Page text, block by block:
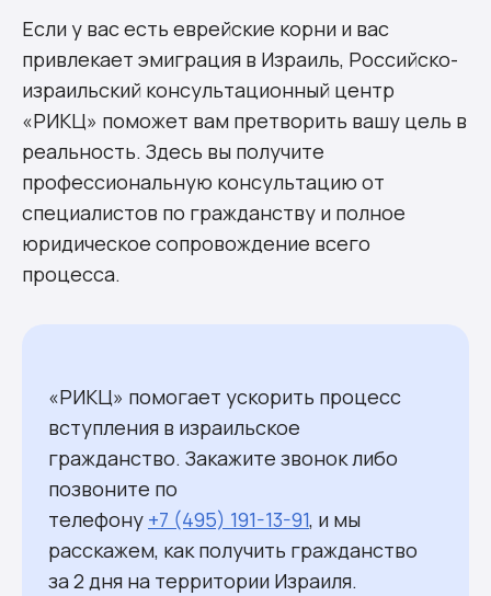
Если у вас есть еврейские корни и вас
привлекает эмиграция в Израиль, Российско-
израильский консультационный центр
«РИКЦ» поможет вам претворить вашу цель в
реальность. Здесь вы получите
профессиональную консультацию от
специалистов по гражданству и полное
юридическое сопровождение всего
процесса.
«РИКЦ» помогает ускорить процесс
вступления в израильское
гражданство. Закажите звонок либо
позвоните по
телефону +7 (495) 191-13-91, и мы
расскажем, как получить гражданство
за 2 дня на территории Израиля.